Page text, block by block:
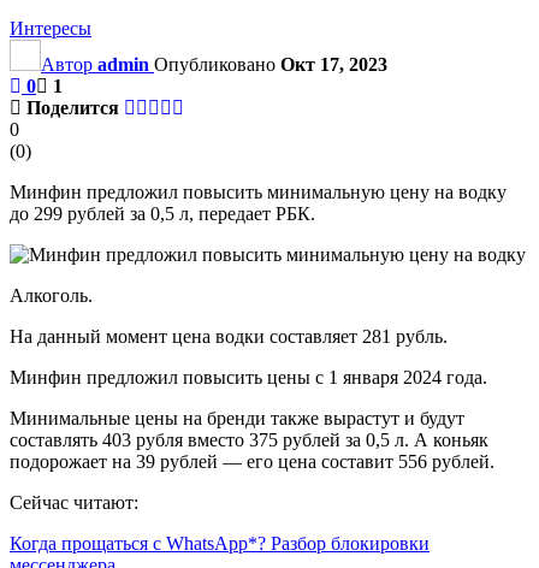
Интересы
Автор admin Опубликовано Окт 17, 2023
0
1
Поделится
0
(0)
Минфин предложил повысить минимальную цену на водку
до 299 рублей за 0,5 л, передает РБК.
Алкоголь.
На данный момент цена водки составляет 281 рубль.
Минфин предложил повысить цены с 1 января 2024 года.
Минимальные цены на бренди также вырастут и будут
составлять 403 рубля вместо 375 рублей за 0,5 л. А коньяк
подорожает на 39 рублей — его цена составит 556 рублей.
Сейчас читают:
Когда прощаться с WhatsApp*? Разбор блокировки